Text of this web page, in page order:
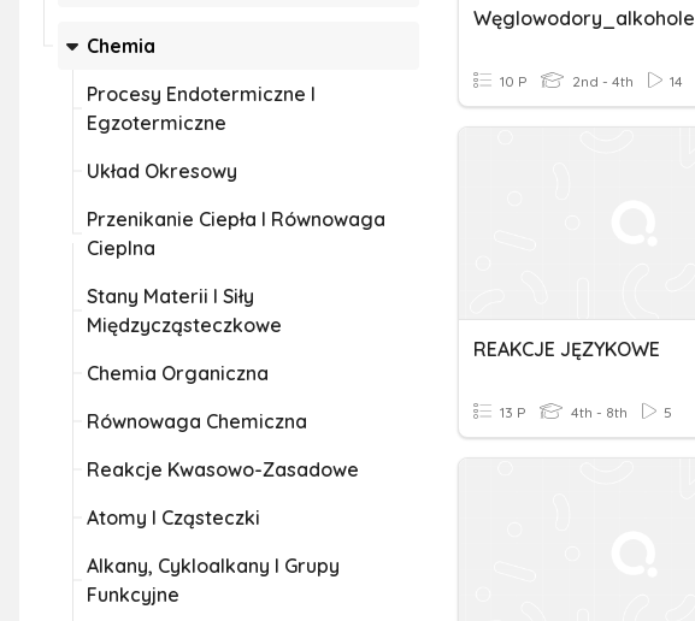
Chemia
Procesy Endotermiczne I
Egzotermiczne
Układ Okresowy
Przenikanie Ciepła I Równowaga
Cieplna
Stany Materii I Siły
Międzycząsteczkowe
Chemia Organiczna
Równowaga Chemiczna
Reakcje Kwasowo-Zasadowe
Atomy I Cząsteczki
Alkany, Cykloalkany I Grupy
Funkcyjne
Węglowodory_alkohole
10 P 2nd - 4th 14
REAKCJE JĘZYKOWE
13 P 4th - 8th 5